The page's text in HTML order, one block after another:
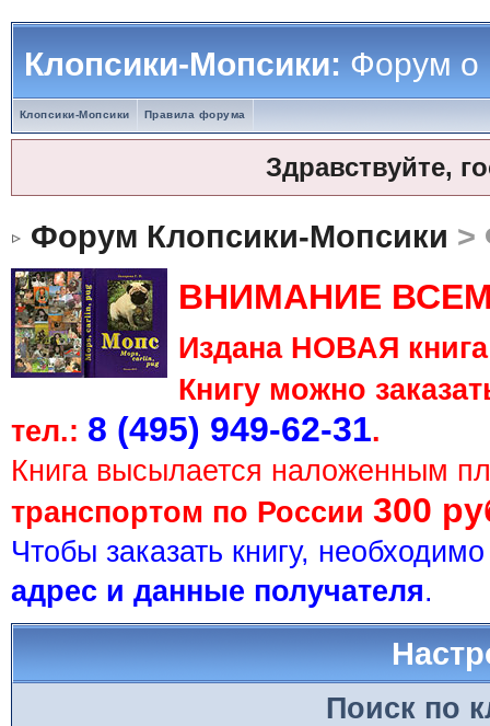
Клопсики-Мопсики:Форум о
Клопсики-Мопсики Правила форума
Здравствуйте,
Форум Клопсики-Мопсики >
ВНИМАНИЕ
Издана НОВАЯ
Книгу можно
тел.: 8 (495) 949-62-31.
Книга высылается наложенным
транспортом по России 300
Чтобы заказать книгу,
адрес и данные получателя.
Поиск по